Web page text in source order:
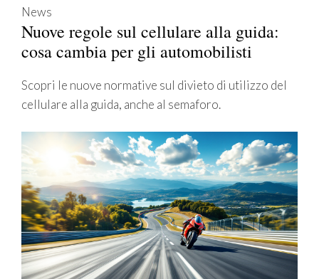
News
Nuove regole sul cellulare alla guida:
cosa cambia per gli automobilisti
Scopri le nuove normative sul divieto di utilizzo del
cellulare alla guida, anche al semaforo.